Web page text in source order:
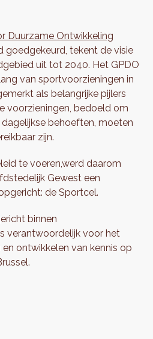
Duurzame Ontwikkeling
goedgekeurd, tekent de visie
uit tot 2040. Het GPDO
van sportvoorzieningen in
als belangrijke pijlers
voorzieningen, bedoeld om
behoeften, moeten
zijn.
te voeren,werd daarom
Gewest een
de Sportcel.
binnen
verantwoordelijk voor het
ontwikkelen van kennis op